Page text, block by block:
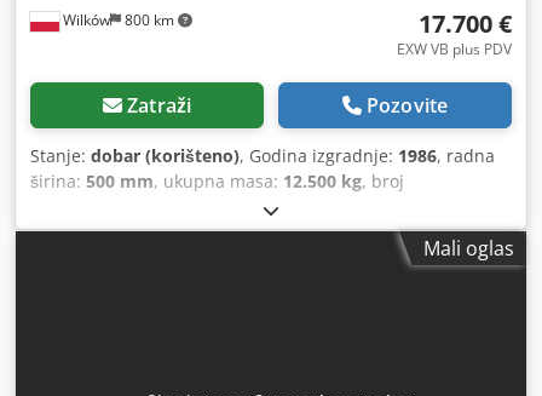
Wilków 800 km 17.700 €
EXW VB plus PDV
Zatraži Pozovite
Stanje: dobar (korišteno), Godina izgradnje: 1986, radna
širina: 500 mm, ukupna masa: 12.500 kg, broj
Mali oglas